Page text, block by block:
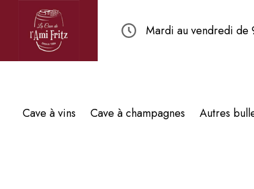
Mardi au vendredi de
Cave à vins Cave à champagnes Autres